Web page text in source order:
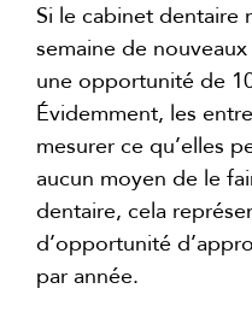
Si le cabinet dentaire
semaine de
une opportunité de
Évidemment, les
mesurer ce qu’elles
aucun moyen de le
dentaire, cela
d’opportunité
par année.